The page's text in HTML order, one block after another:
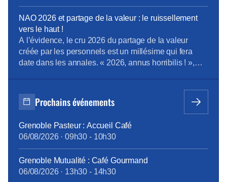
domaine Boucles Locales et Interventions (BLI)
Orientations de la Direction Entreprises France Projet
de cession de Globecast Holding Retrouvez
L’Essentiel du CSEC d’Avril
NAO 2026 et partage de la valeur : le ruissellement
vers le haut !
A l’évidence, le cru 2026 du partage de la valeur
créée par les personnels est un millésime qui fera
date dans les annales. « 2026, annus horribilis ! »,
à une redistribution de la valeur peau de chagrin. Et
[…]
Prochains événements
Grenoble Pasteur : Accueil Café
06/08/2026· 09h30 - 10h30
Grenoble Mutualité : Café Gourmand
06/08/2026· 13h30 - 14h30